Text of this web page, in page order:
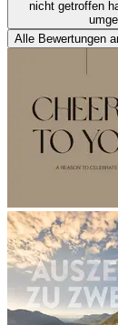
nicht getroffen
Alle Bewertungen